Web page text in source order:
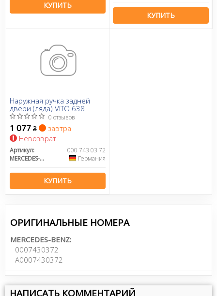
КУПИТЬ
КУПИТЬ
Наружная ручка задней
двери (ляда) VITO 638
0 отзывов
1 077 ₴
завтра
Невозврат
Артикул:
000 743 03 72
MERCEDES-BENZ
Германия
КУПИТЬ
ОРИГИНАЛЬНЫЕ НОМЕРА
MERCEDES-BENZ:
0007430372
A0007430372
НАПИСАТЬ КОММЕНТАРИЙ